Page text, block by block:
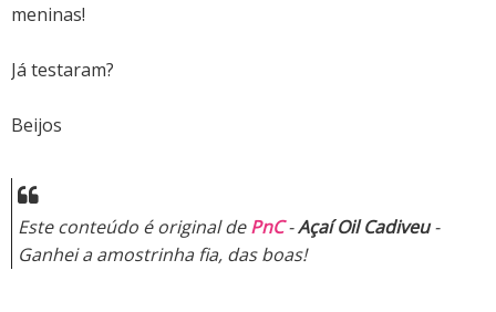
meninas!
Já testaram?
Beijos
Este conteúdo é original dePnC-Açaí Oil Cadiveu-
Ganhei a amostrinha fia, das boas!